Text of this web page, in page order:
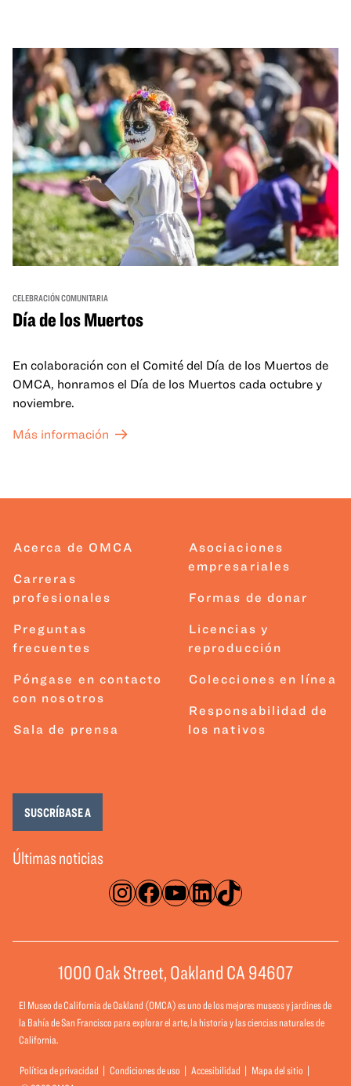
move, make, and connect in celebration of Black culture.
CELEBRACIÓN COMUNITARIA
Día de los Muertos
En colaboración con el Comité del Día de los Muertos de
OMCA, honramos el Día de los Muertos cada octubre y
noviembre.
Más información
Acerca de OMCA
Carreras
profesionales
Preguntas
frecuentes
Póngase en contacto
con nosotros
Sala de prensa
Asociaciones
empresariales
Formas de donar
Licencias y
reproducción
Colecciones en línea
Responsabilidad de
los nativos
Instagram
Facebook
YouTube
LinkedIn
TikTok
Últimas noticias
SUSCRÍBASE A
1000 Oak Street, Oakland CA 94607
El Museo de California de Oakland (OMCA) es uno de los mejores museos y jardines de
la Bahía de San Francisco para explorar el arte, la historia y las ciencias naturales de
California.
Política de privacidad Condiciones de uso Accesibilidad
Mapa del sitio